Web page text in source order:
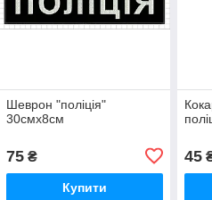
Шеврон "поліція"
30смх8см
75₴
Купити
45